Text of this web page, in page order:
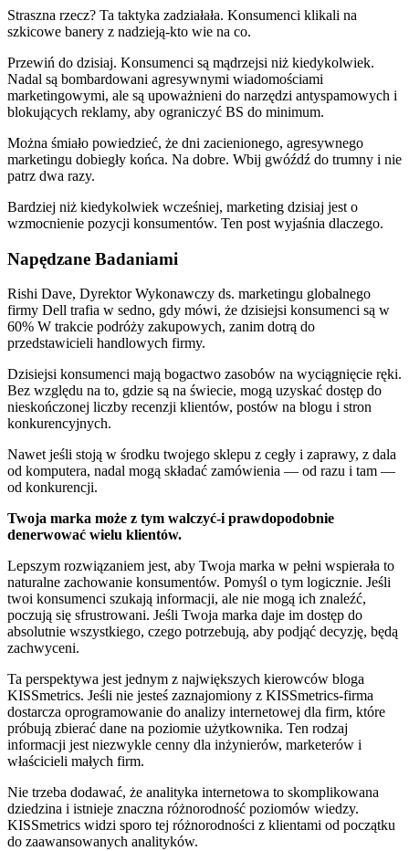
Straszna rzecz? Ta taktyka zadziałała. Konsumenci klikali na
szkicowe banery z nadzieją-kto wie na co.
Przewiń do dzisiaj. Konsumenci są mądrzejsi niż kiedykolwiek.
Nadal są bombardowani agresywnymi wiadomościami
marketingowymi, ale są upoważnieni do narzędzi antyspamowych i
blokujących reklamy, aby ograniczyć BS do minimum.
Można śmiało powiedzieć, że dni zacienionego, agresywnego
marketingu dobiegły końca. Na dobre. Wbij gwóźdź do trumny i nie
patrz dwa razy.
Bardziej niż kiedykolwiek wcześniej, marketing dzisiaj jest o
wzmocnienie pozycji konsumentów. Ten post wyjaśnia dlaczego.
Napędzane Badaniami
Rishi Dave, Dyrektor Wykonawczy ds. marketingu globalnego
firmy Dell trafia w sedno, gdy mówi, że dzisiejsi konsumenci są w
60% W trakcie podróży zakupowych, zanim dotrą do
przedstawicieli handlowych firmy.
Dzisiejsi konsumenci mają bogactwo zasobów na wyciągnięcie ręki.
Bez względu na to, gdzie są na świecie, mogą uzyskać dostęp do
nieskończonej liczby recenzji klientów, postów na blogu i stron
konkurencyjnych.
Nawet jeśli stoją w środku twojego sklepu z cegły i zaprawy, z dala
od komputera, nadal mogą składać zamówienia — od razu i tam —
od konkurencji.
Twoja marka może z tym walczyć-i prawdopodobnie
denerwować wielu klientów.
Lepszym rozwiązaniem jest, aby Twoja marka w pełni wspierała to
naturalne zachowanie konsumentów. Pomyśl o tym logicznie. Jeśli
twoi konsumenci szukają informacji, ale nie mogą ich znaleźć,
poczują się sfrustrowani. Jeśli Twoja marka daje im dostęp do
absolutnie wszystkiego, czego potrzebują, aby podjąć decyzję, będą
zachwyceni.
Ta perspektywa jest jednym z największych kierowców bloga
KISSmetrics. Jeśli nie jesteś zaznajomiony z KISSmetrics-firma
dostarcza oprogramowanie do analizy internetowej dla firm, które
próbują zbierać dane na poziomie użytkownika. Ten rodzaj
informacji jest niezwykle cenny dla inżynierów, marketerów i
właścicieli małych firm.
Nie trzeba dodawać, że analityka internetowa to skomplikowana
dziedzina i istnieje znaczna różnorodność poziomów wiedzy.
KISSmetrics widzi sporo tej różnorodności z klientami od początku
do zaawansowanych analityków.